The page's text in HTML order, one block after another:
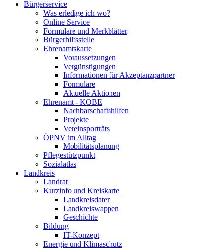
Bürgerservice
Was erledige ich wo?
Online Service
Formulare und Merkblätter
Bürgerhilfsstelle
Ehrenamtskarte
Voraussetzungen
Vergünstigungen
Informationen für Akzeptanzpartner
Formulare
Aktuelle Aktionen
Ehrenamt - KOBE
Nachbarschaftshilfen
Projekte
Vereinsporträts
ÖPNV im Alltag
Mobilitätsplanung
Pflegestützpunkt
Sozialatlas
Landkreis
Landrat
Kurzinfo und Kreiskarte
Landkreisdaten
Landkreiswappen
Geschichte
Bildung
IT-Konzept
Energie und Klimaschutz